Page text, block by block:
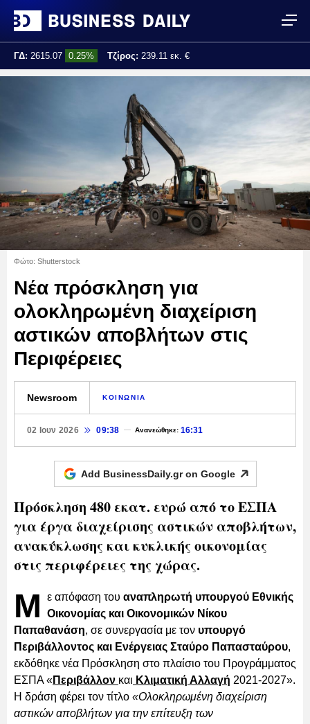
ΓΔ: 2615.07 0.25% Τζίρος: 239.11 εκ. €
Φώτο: Shutterstock
Νέα πρόσκληση για
ολοκληρωμένη διαχείριση
αστικών αποβλήτων στις
Περιφέρειες
Newsroom ΚΟΙΝΩΝΙΑ
02 Ιουν 2026 09:38 Ανανεώθηκε:16:31
Add BusinessDaily.gr on Google
Πρόσκληση 480 εκατ. ευρώ από το ΕΣΠΑ
για έργα διαχείρισης αστικών αποβλήτων,
ανακύκλωσης και κυκλικής οικονομίας
στις περιφέρειες της χώρας.
Μ ε απόφαση του αναπληρωτή υπουργού Εθνικής
Οικονομίας και Οικονομικών Νίκου
Παπαθανάση, σε συνεργασία με τον υπουργό
Περιβάλλοντος και Ενέργειας Σταύρο Παπασταύρου,
εκδόθηκε νέα Πρόσκληση στο πλαίσιο του Προγράμματος
ΕΣΠΑ «Περιβάλλον και Κλιματική Αλλαγή 2021-2027».
Η δράση φέρει τον τίτλο «Ολοκληρωμένη διαχείριση
αστικών αποβλήτων για την επίτευξη των